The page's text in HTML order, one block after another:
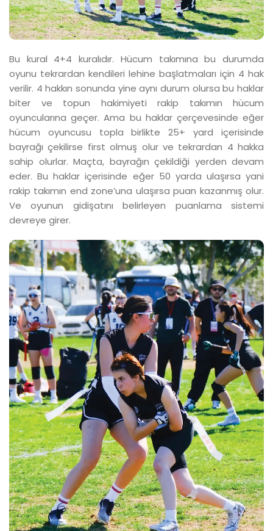
Bu kural 4+4 kuralıdır. Hücum takımına bu durumda
oyunu tekrardan kendileri lehine başlatmaları için 4 hak
verilir. 4 hakkın sonunda yine aynı durum olursa bu haklar
biter ve topun hakimiyeti rakip takımın hücum
oyuncularına geçer. Ama bu haklar çerçevesinde eğer
hücum oyuncusu topla birlikte 25+ yard içerisinde
bayrağı çekilirse first olmuş olur ve tekrardan 4 hakka
sahip olurlar. Maçta, bayrağın çekildiği yerden devam
eder. Bu haklar içerisinde eğer 50 yarda ulaşırsa yani
rakip takımın end zone’una ulaşırsa puan kazanmış olur.
Ve oyunun gidişatını belirleyen puanlama sistemi
devreye girer.